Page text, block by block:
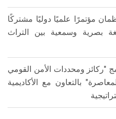
مؤتمرًا علميًا دوليًا مشتركًا
بصرية وسمعية بين التراث
ومحددات الأمن القومي
بالتعاون مع الأكاديمية